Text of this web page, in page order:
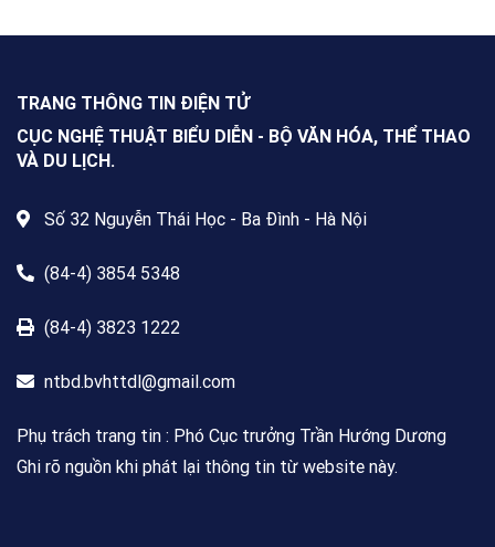
Nam trong và ngoài nước, không
giới hạn độ tuổi, nghề nghiệp hay
nơi cư trú.
TRANG THÔNG TIN ĐIỆN TỬ
CỤC NGHỆ THUẬT BIỂU DIỄN - BỘ VĂN HÓA, THỂ THAO
VÀ DU LỊCH.
Số 32 Nguyễn Thái Học - Ba Đình - Hà Nội
(84-4) 3854 5348
(84-4) 3823 1222
ntbd.bvhttdl@gmail.com
Phụ trách trang tin : Phó Cục trưởng Trần Hướng Dương
Ghi rõ nguồn khi phát lại thông tin từ website này.